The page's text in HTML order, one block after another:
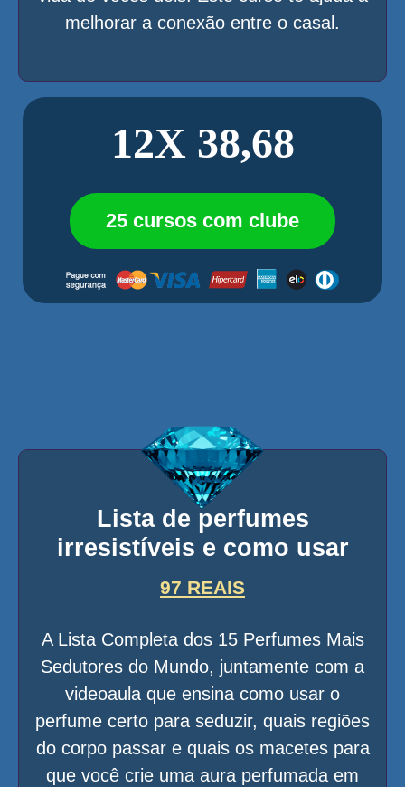
melhorar a conexão entre o casal.
12X 38,68
25 cursos com clube
Lista de perfumes
irresistíveis e como usar
97 REAIS
A Lista Completa dos 15 Perfumes Mais
Sedutores do Mundo, juntamente com a
videoaula que ensina como usar o
perfume certo para seduzir, quais regiões
do corpo passar e quais os macetes para
que você crie uma aura perfumada em